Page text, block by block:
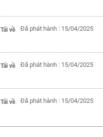
Tải về Đã phát hành : 15/04/2025
Tải về Đã phát hành : 15/04/2025
Tải về Đã phát hành : 15/04/2025